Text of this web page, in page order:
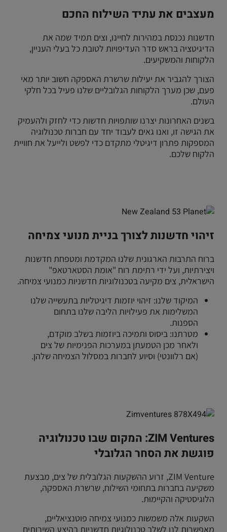
מעצבים את עתיד השילוח החכם
חדשנות נכנסת במהירות לחיינו, וצים תמיד שמה את
הדיגיטציה בראש סדר העדיפויות לטובת כל בעלי העניין,
הלקוחות והמשקיעים.
הצורך להגביר את יעילות שרשרת האספקה חשוב יותר מאי
פעם, שכן מערך הלקוחות הגלובליים שלנו פעיל בכל חלקי
העולם.
בשנים האחרונות יצרנו שותפויות חדשות כדי לחזק ולהעמיק
את הגישה זו, ואנו גאים לעבוד יחד עם חברות טכנולוגיה
המספקות פתרון דיגיטלי מתקדם כדי לפשט ולייעל את חוויית
הלקוח שלכם.
זיהוי חדשנות לצורך בניית מנועי צמיחה
ברוח התרבות הארגונית שלנו המקדמת ומטפחת חדשנות
ויצירתיות, ועל ידי רתימת רוח "אומת הסטארטאפ"
הישראלית, צים מקיעה בטכנולוגיות חדשניות כמנועי צמיחה.
המיקוד שלנו: זיהוי יוזמות דיגיטליות בתעשייה שלנו
המשלימות את פעילויות הליבה שלנו בתחום
הספנות.
מטרתנו: ביסוס ותמיכה ביוזמות בשלב מוקדם,
ולאחר מכן הטמעתן במערכות הפנימיות של צים
(אם רלוונטי) וסיוע לחברות במסלול הצמיחה שלהן.
ZIM Ventures: המקום שבו טכנולוגיה
פוגשת את הסחר הגלובלי
ZIM Venture, זרוע ההשקעות הגלובלית של צים, מבצעת
משקיעה בחברות בתחומי השילוח, שרשרת האספקה,
הלוגיסטיקה והקיימוּת.
השקעות אלה משמשות כמנועי צמיחה פוטנציאליים,
מאפשרות לנו לשלב טכנולוגיות חדשניות בהיצע השירותים